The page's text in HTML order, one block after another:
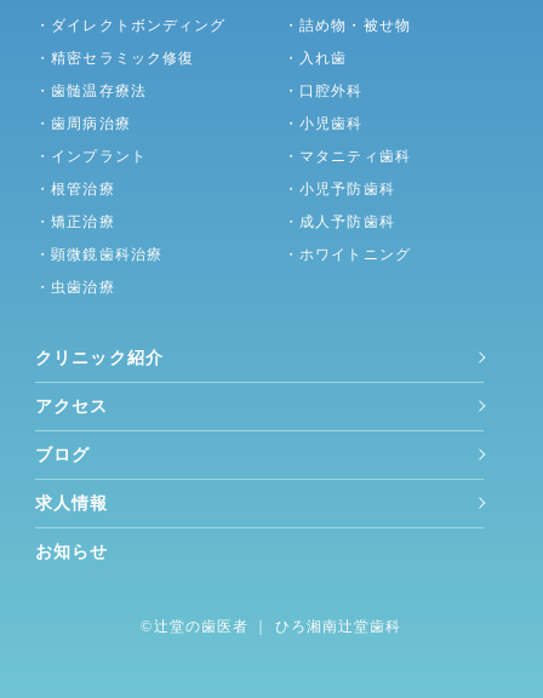
・ダイレクトボンディング
・精密セラミック修復
・歯髄温存療法
・歯周病治療
・インプラント
・根管治療
・矯正治療
・顕微鏡歯科治療
・虫歯治療
・詰め物・被せ物
・入れ歯
・口腔外科
・小児歯科
・マタニティ歯科
・小児予防歯科
・成人予防歯科
・ホワイトニング
クリニック紹介
アクセス
ブログ
求人情報
お知らせ
©︎辻堂の歯医者 ｜ ひろ湘南辻堂歯科